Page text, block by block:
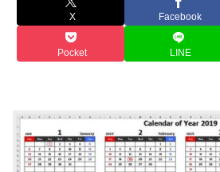
X Facebook
Pocket LINE